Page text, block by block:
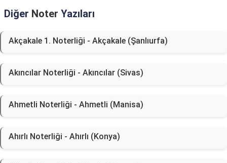
Diğer Noter Yazıları
Akçakale 1. Noterliği - Akçakale (Şanlıurfa)
Akıncılar Noterliği - Akıncılar (Sivas)
Ahmetli Noterliği - Ahmetli (Manisa)
Ahırlı Noterliği - Ahırlı (Konya)